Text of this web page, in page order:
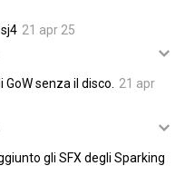
21 apr 25
GoW senza il disco. 21 apr
gli SFX degli Sparking